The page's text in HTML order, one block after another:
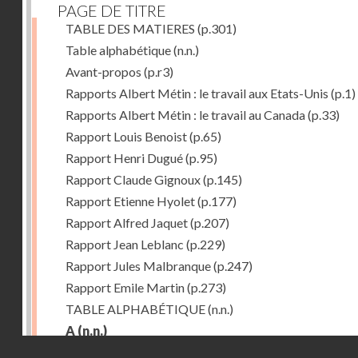
PAGE DE TITRE
TABLE DES MATIERES (p.301)
Table alphabétique(n.n.)
Avant-propos (p.r3)
Rapports Albert Métin : le travail aux Etats-Unis (p.1)
Rapports Albert Métin : le travail au Canada(p.33)
Rapport Louis Benoist(p.65)
Rapport Henri Dugué(p.95)
Rapport Claude Gignoux(p.145)
Rapport Etienne Hyolet(p.177)
Rapport Alfred Jaquet(p.207)
Rapport Jean Leblanc (p.229)
Rapport Jules Malbranque(p.247)
Rapport Emile Martin(p.273)
TABLE ALPHABÉTIQUE(n.n.)
A (n.n.)